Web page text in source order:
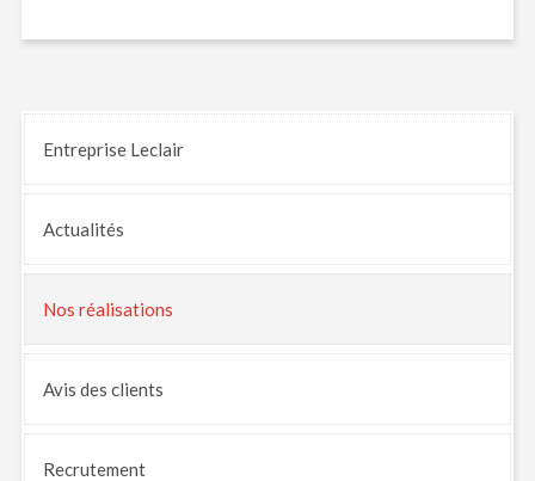
Entreprise Leclair
Actualités
Nos réalisations
Avis des clients
Recrutement